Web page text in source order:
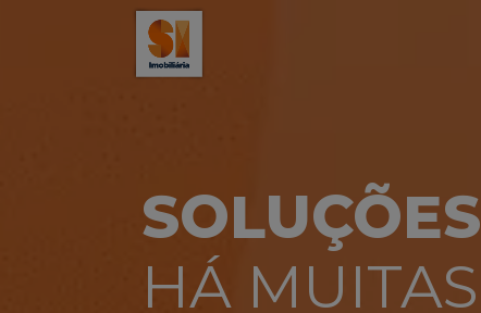
SOLUÇÕES
HÁ MUITAS